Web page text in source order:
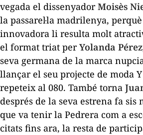
vegada el dissenyadorMoisès
la passarel·la madrilenya,
innovadora li resulta molt
el format triat perYolanda Pérez
seva germana de la marca
llançar el seu projecte de moda
repeteix al 080. També torna
després de la seva estrena fa sis
que va tenir la Pedrera com a
citats fins ara, la resta de